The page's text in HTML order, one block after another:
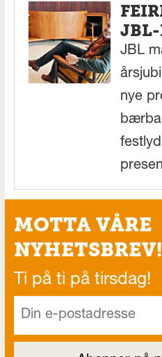
JBL-
JBL
nye
MOTTA VÅRE
NYHETSBREV!
Ti på ti på tirsdag!